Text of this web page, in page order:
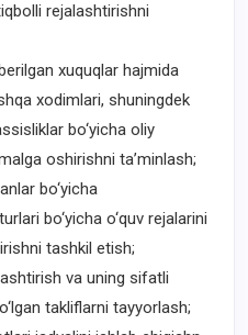
rejalashtirishni
xuquqlar hajmida
xodimlari, shuningdek
bo‘yicha oliy
oshirishni ta’minlash;
bo‘yicha
bo‘yicha o‘quv rejalarini
tashkil etish;
va uning sifatli
takliflarni tayyorlash;